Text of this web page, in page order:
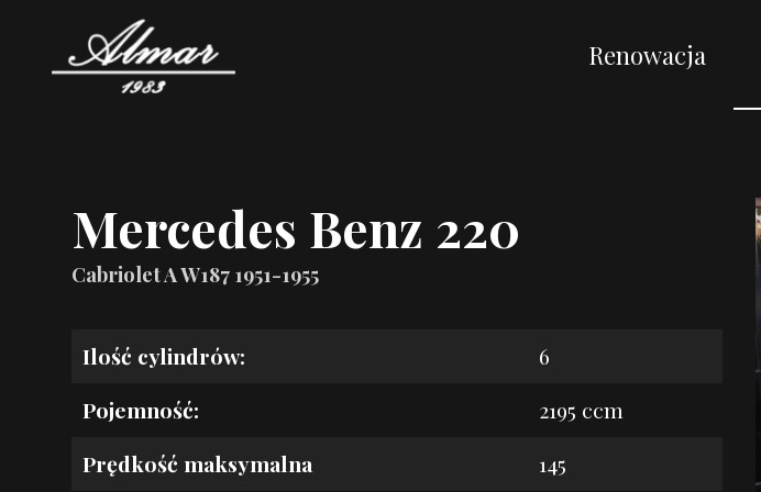
Renowacja
Mercedes Benz 220
Cabriolet A W187 1951-1955
Ilość cylindrów:
6
Pojemność:
2195 ccm
Prędkość maksymalna
145